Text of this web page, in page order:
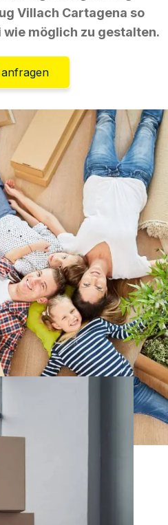
Villach Cartagena so
möglich zu gestalten.